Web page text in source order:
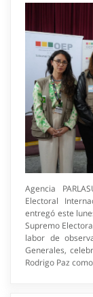
Agencia
Electoral
entregó este
Supremo
labor de
Generales,
Rodrigo Paz